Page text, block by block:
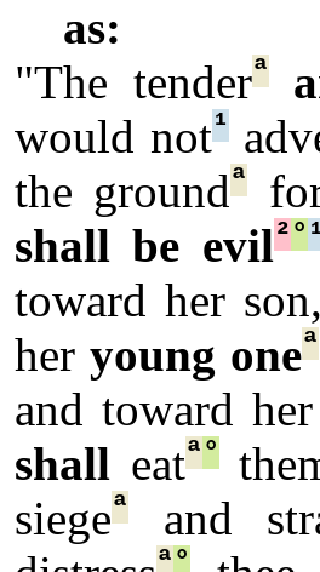
as:
"The tenderª
would not¹
the groundª
shall be evil²° ¹
toward her
heryoung oneª
and toward
shall eatª°
siegeª and
ª°